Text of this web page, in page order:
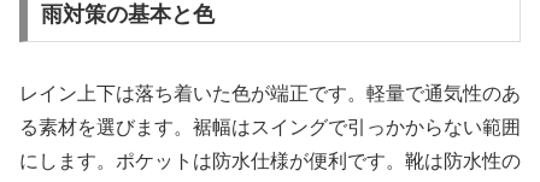
雨対策の基本と色
レイン上下は落ち着いた色が端正です。軽量で通気性のあ
る素材を選びます。裾幅はスイングで引っかからない範囲
にします。ポケットは防水仕様が便利です。靴は防水性の